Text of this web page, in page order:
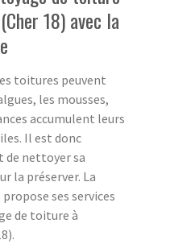
18) avec la
toitures peuvent
les mousses,
accumulent leurs
Il est donc
de nettoyer sa
la préserver. La
ses services
de toiture à